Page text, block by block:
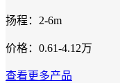
扬程：2-6m
价格：0.61-4.12万
查看更多产品